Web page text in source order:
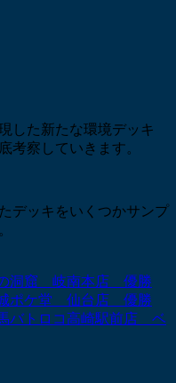
した新たな環境デッキ
考察していきます。
デッキをいくつかサンプ
の洞窟 岐南本店 優勝
城ポケ堂 仙台店 優勝
バトロコ高崎駅前店 ベ